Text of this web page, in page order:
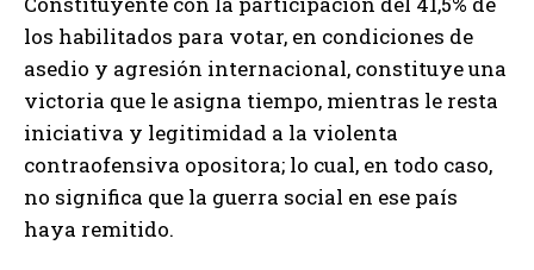
los habilitados para votar, en condiciones de
asedio y agresión internacional, constituye una
victoria que le asigna tiempo, mientras le resta
iniciativa y legitimidad a la violenta
contraofensiva opositora; lo cual, en todo caso,
no significa que la guerra social en ese país
haya remitido.